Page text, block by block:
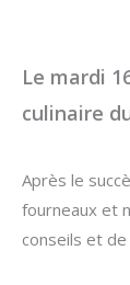
Le mardi
culinaire
Après le
fourneaux et
conseils et de